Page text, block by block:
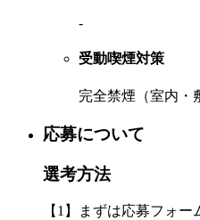
-
受動喫煙対策
完全禁煙（室内・
応募について
選考方法
【1】まずは応募フォ